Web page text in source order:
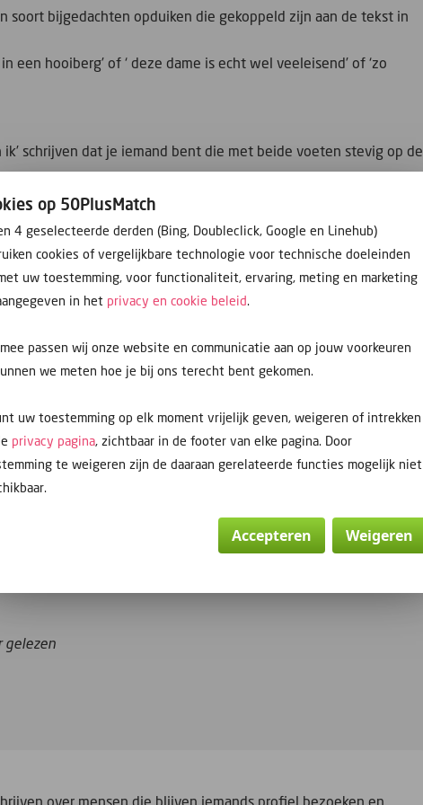
soort bijgedachten opduiken die gekoppeld zijn aan de tekst in
in een hooiberg’ of ‘ deze dame is echt wel veeleisend’ of ‘zo
ik’ schrijven dat je iemand bent die met beide voeten stevig op de
eigenschap! Maar een lezer kan ook proeven dat je een
voor creativiteit, romantiek of dromerij. Ikzelf lees dan
beide voeten stevig op de grond houdt, gaat nooit een stap
niet. Misschien zit hierin gewoon een tip om je eigen profiel, voor
te lezen of dit te vragen aan een vertrouweling. Kom je
anders lezen dan wat er staat geschreven, maar je vindt dat
dan wat er staat.
gelezen
op 50PlusMatch
4 geselecteerde derden (Bing, Doubleclick, Google en Linehub)
cookies of vergelijkbare technologie voor technische doeleinden
uw toestemming, voor functionaliteit, ervaring, meting en marketing
in het privacy en cookie beleid.
passen wij onze website en communicatie aan op jouw voorkeuren
we meten hoe je bij ons terecht bent gekomen.
uw toestemming op elk moment vrijelijk geven, weigeren of intrekken
privacy pagina, zichtbaar in de footer van elke pagina. Door
te weigeren zijn de daaraan gerelateerde functies mogelijk niet
Accepteren Weigeren